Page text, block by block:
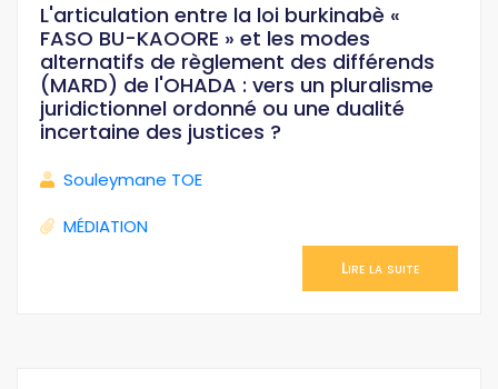
L'articulation entre la loi burkinabè «
FASO BU-KAOORE » et les modes
alternatifs de règlement des différends
(MARD) de l'OHADA : vers un pluralisme
juridictionnel ordonné ou une dualité
incertaine des justices ?
Souleymane TOE
MÉDIATION
Lire la suite